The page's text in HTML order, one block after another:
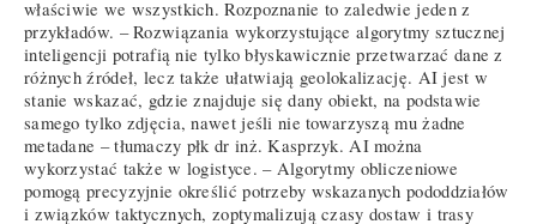
właściwie we wszystkich. Rozpoznanie to zaledwie jeden z
przykładów. – Rozwiązania wykorzystujące algorytmy sztucznej
inteligencji potrafią nie tylko błyskawicznie przetwarzać dane z
różnych źródeł, lecz także ułatwiają geolokalizację. AI jest w
stanie wskazać, gdzie znajduje się dany obiekt, na podstawie
samego tylko zdjęcia, nawet jeśli nie towarzyszą mu żadne
metadane – tłumaczy płk dr inż. Kasprzyk. AI można
wykorzystać także w logistyce. – Algorytmy obliczeniowe
pomogą precyzyjnie określić potrzeby wskazanych pododdziałów
i związków taktycznych, zoptymalizują czasy dostaw i trasy